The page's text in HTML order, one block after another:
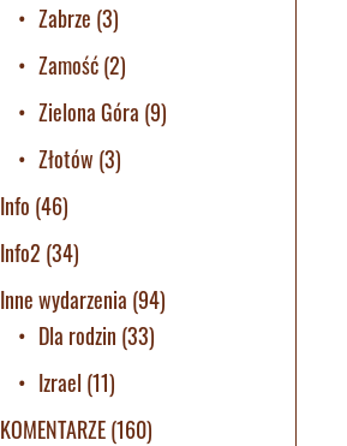
Zabrze (3)
Zamość(2)
Zielona Góra (9)
Złotów (3)
Info (46)
Info2 (34)
Inne wydarzenia (94)
Dla rodzin (33)
Izrael (11)
KOMENTARZE(160)